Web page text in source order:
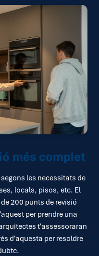
més complet
les necessitats de
locals, pisos, etc. El
200 punts de revisió
per prendre una
t'assessoraran
d'aquesta per resoldre